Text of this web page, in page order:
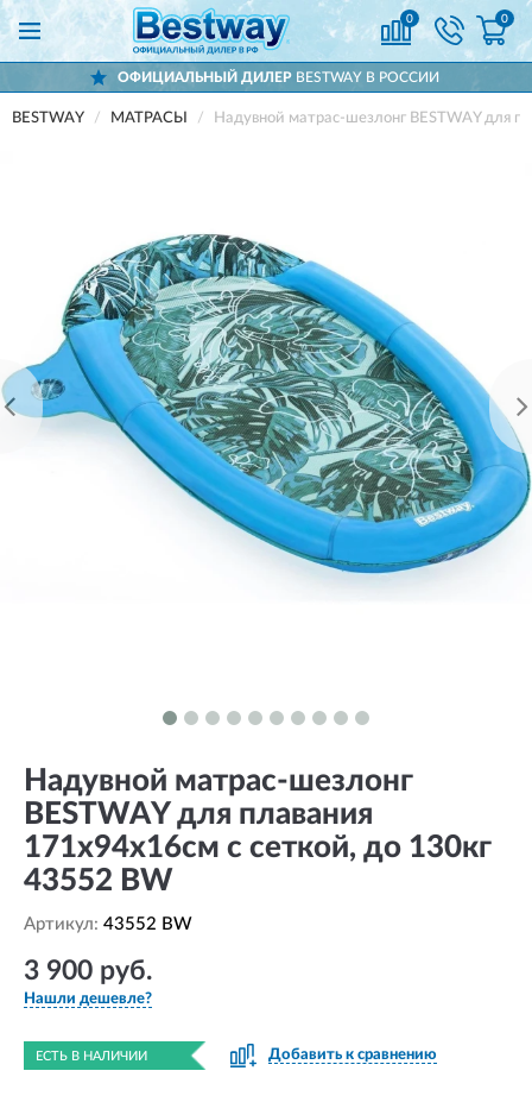
0 0
ОФИЦИАЛЬНЫЙ ДИЛЕР BESTWAY В РОССИИ
BESTWAY МАТРАСЫ Надувной матрас-шезлонг BESTWAY для
Надувной матрас-шезлонг
BESTWAY для плавания
171х94х16см с сеткой, до 130кг
43552 BW
Артикул: 43552 BW
3 900 руб.
Нашли дешевле?
ЕСТЬ В НАЛИЧИИ Добавить к сравнению